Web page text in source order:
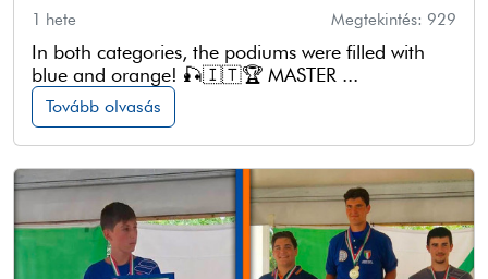
1 hete Megtekintés: 929
In both categories, the podiums were filled with
blue and orange! 🎣🇮🇹🏆 MASTER ...
Tovább olvasás